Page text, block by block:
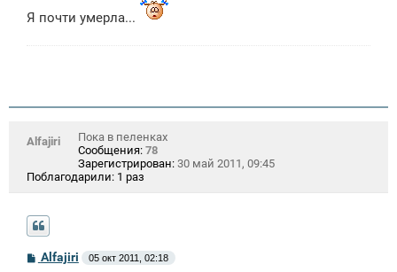
Я почти умерла...
Alfajiri
Пока в пеленках
Сообщения: 78
Зарегистрирован: 30 май 2011, 09:45
Поблагодарили: 1 раз
С
Alfajiri 05 окт 2011, 02:18